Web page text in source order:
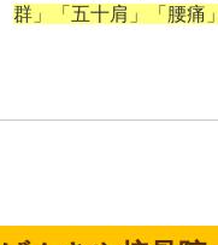
群」「五十肩」「腰痛